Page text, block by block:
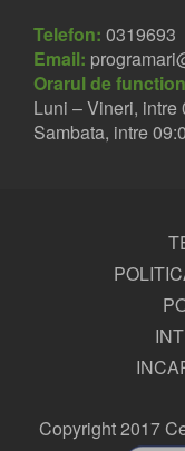
Telefon: 0319693
Email:
Orarul de
Luni – Vineri, intre
Sambata, intre
Copyright 2017